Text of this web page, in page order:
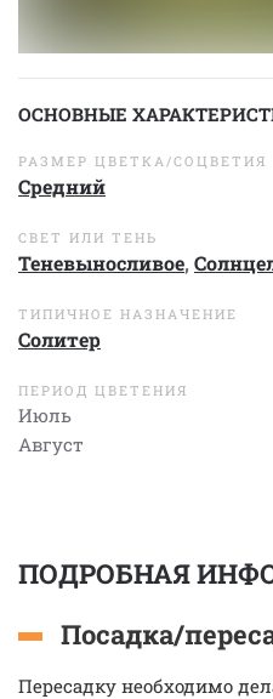
ОСНОВНЫЕ
РАЗМЕР ЦВЕТКА/СОЦВЕТИЯ
Средний
СВЕТ ИЛИ ТЕНЬ
Теневыносливое,
ТИПИЧНОЕ НАЗНАЧЕНИЕ
Солитер
ПЕРИОД ЦВЕТЕНИЯ
Июль
Август
ПОДРОБНАЯ
Посадка/
Пересадку необходимо